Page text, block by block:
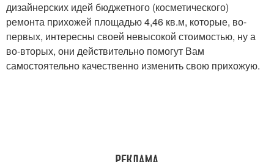
дизайнерских идей бюджетного (косметического)
ремонта прихожей площадью 4,46 кв.м, которые, во-
первых, интересны своей невысокой стоимостью, ну а
во-вторых, они действительно помогут Вам
самостоятельно качественно изменить свою прихожую.